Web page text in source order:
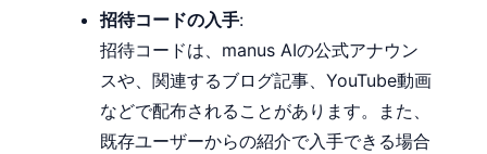
招待コードの入手:
招待コードは、manus AIの公式アナウン
スや、関連するブログ記事、YouTube動画
などで配布されることがあります。また、
既存ユーザーからの紹介で入手できる場合